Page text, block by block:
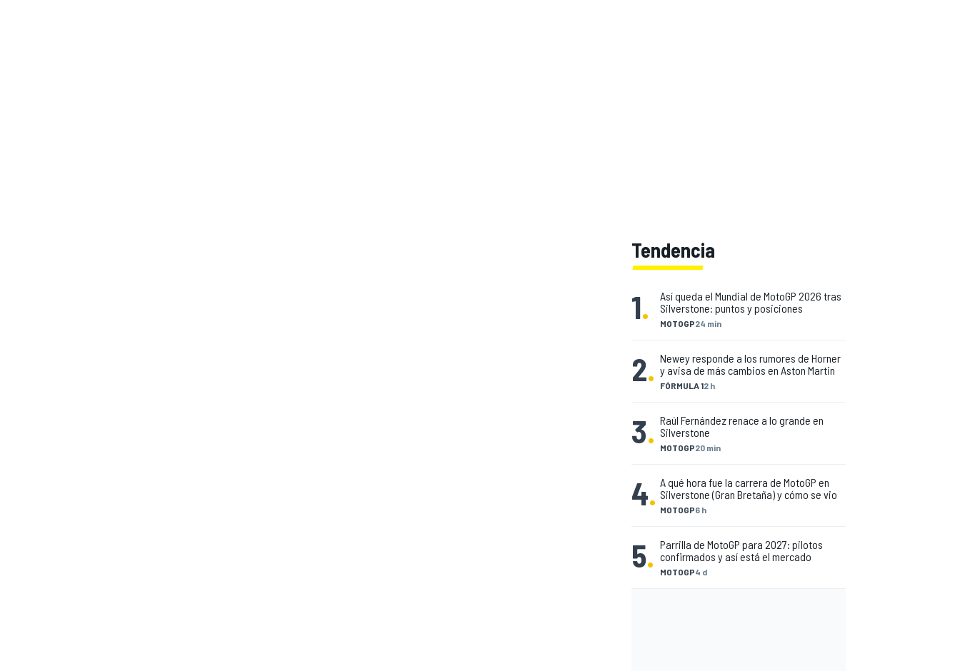
Tendencia
1. MOTOGP24 min
Así queda el Mundial de MotoGP 2026 tras
Silverstone: puntos y posiciones
2. FÓRMULA 12 h
Newey responde a los rumores de Horner
y avisa de más cambios en Aston Martin
3. MOTOGP20 min
Raúl Fernández renace a lo grande en
Silverstone
4. MOTOGP6 h
A qué hora fue la carrera de MotoGP en
Silverstone (Gran Bretaña) y cómo se vio
5. MOTOGP4 d
Parrilla de MotoGP para 2027: pilotos
confirmados y así está el mercado